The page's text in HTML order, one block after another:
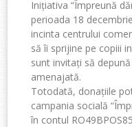
Inițiativa “Împreună
perioada 18
incinta centrului
să îi sprijine pe copiii
sunt invitați să
amenajată.
Totodată, donațiile
campania socială
în contul